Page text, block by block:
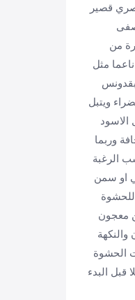
قصير
من
مثل
ويتبل
الاسود
وربما
الرغبة
او سمن
معجون
والنكهة
الحشوة
قبل البدء